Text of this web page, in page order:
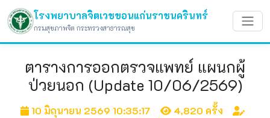
โรงพยาบาลจิตเวชขอนแก่นราชนครินทร์
กรมสุขภาพจิต กระทรวงสาธารณสุข
ตารางการออกตรวจแพทย์ แผนกผู้
ป่วยนอก (Update 10/06/2569)
10 มิถุนายน 2569 10:35:17
4,820 ครั้ง